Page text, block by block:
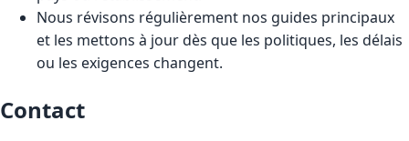
Nous révisons régulièrement nos guides principaux
et les mettons à jour dès que les politiques, les délais
ou les exigences changent.
Contact